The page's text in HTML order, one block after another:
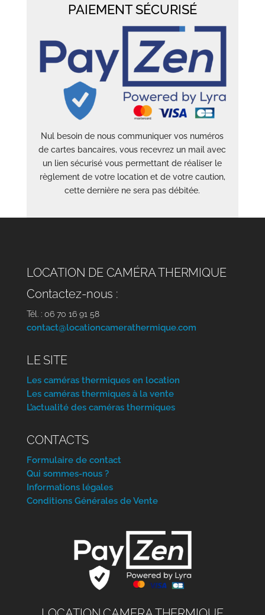
PAIEMENT SÉCURISÉ
Nul besoin de nous communiquer vos numéros
de cartes bancaires, vous recevrez un mail avec
un lien sécurisé vous permettant de réaliser le
règlement de votre location et de votre caution,
cette dernière ne sera pas débitée.
LOCATION DE CAMÉRA THERMIQUE
Contactez-nous :
Tél. : 06 70 16 91 58
contact@locationcamerathermique.com
LE SITE
Les caméras thermiques en location
Les caméras thermiques à la vente
L’actualité des caméras thermiques
CONTACTS
Formulaire de contact
Qui sommes-nous ?
Informations légales
Conditions Générales de Vente